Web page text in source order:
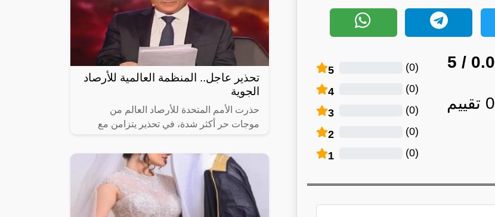
0.0
/ 5
0 تقييم
5 (
0
)
4 (
0
)
3 (
0
)
2 (
0
)
1 (
0
)
تحذير عاجل.. المنظمة العالمية للأرصاد
الجوية
حذرت الأمم المتحدة للأرصاد العالم من
موجات حر أكثر شدة، في تحذير يتزامن مع
الشمالي من الكرة الأرضية.”